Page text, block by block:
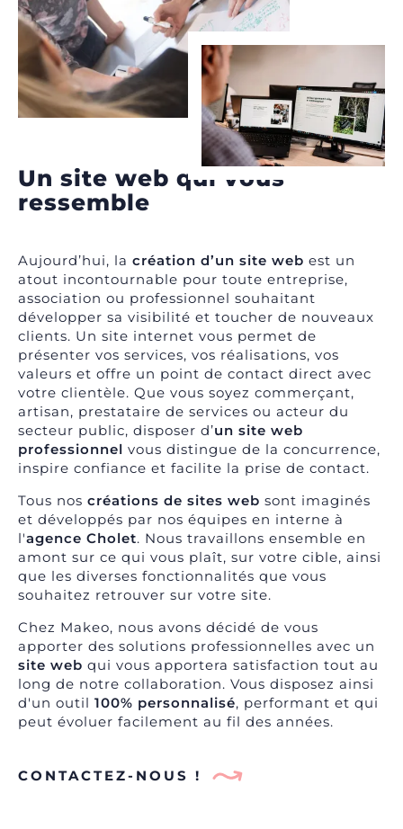
Un site web qui vous
ressemble
Aujourd’hui, la création d’un site web est un
atout incontournable pour toute entreprise,
association ou professionnel souhaitant
développer sa visibilité et toucher de nouveaux
clients. Un site internet vous permet de
présenter vos services, vos réalisations, vos
valeurs et offre un point de contact direct avec
votre clientèle. Que vous soyez commerçant,
artisan, prestataire de services ou acteur du
secteur public, disposer d’un site web
professionnel vous distingue de la concurrence,
inspire confiance et facilite la prise de contact.
Tous nos créations de sites web sont imaginés
et développés par nos équipes en interne à
l'agence Cholet. Nous travaillons ensemble en
amont sur ce qui vous plaît, sur votre cible, ainsi
que les diverses fonctionnalités que vous
souhaitez retrouver sur votre site.
Chez Makeo, nous avons décidé de vous
apporter des solutions professionnelles avec un
site web qui vous apportera satisfaction tout au
long de notre collaboration. Vous disposez ainsi
d'un outil 100% personnalisé, performant et qui
peut évoluer facilement au fil des années.
CONTACTEZ-NOUS !